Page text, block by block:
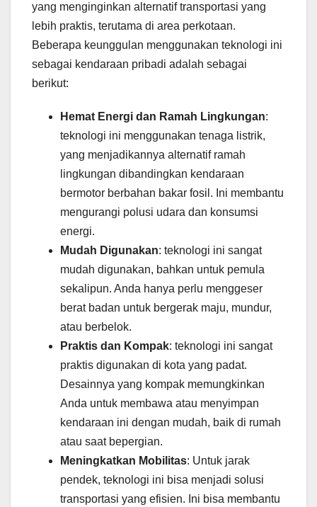
yang menginginkan alternatif transportasi yang
lebih praktis, terutama di area perkotaan.
Beberapa keunggulan menggunakan teknologi ini
sebagai kendaraan pribadi adalah sebagai
berikut:
Hemat Energi dan Ramah Lingkungan:
teknologi ini menggunakan tenaga listrik,
yang menjadikannya alternatif ramah
lingkungan dibandingkan kendaraan
bermotor berbahan bakar fosil. Ini membantu
mengurangi polusi udara dan konsumsi
energi.
Mudah Digunakan: teknologi ini sangat
mudah digunakan, bahkan untuk pemula
sekalipun. Anda hanya perlu menggeser
berat badan untuk bergerak maju, mundur,
atau berbelok.
Praktis dan Kompak: teknologi ini sangat
praktis digunakan di kota yang padat.
Desainnya yang kompak memungkinkan
Anda untuk membawa atau menyimpan
kendaraan ini dengan mudah, baik di rumah
atau saat bepergian.
Meningkatkan Mobilitas: Untuk jarak
pendek, teknologi ini bisa menjadi solusi
transportasi yang efisien. Ini bisa membantu